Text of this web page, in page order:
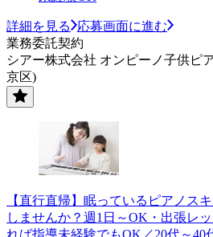
詳細を見る
応募画面に進む
業務委託契約
シアー株式会社 オンピーノ子供ピ
京区)
【直行直帰】眠っているピアノス
しませんか？週1日～OK・出張レ
れば指導未経験でもOK／20代～40